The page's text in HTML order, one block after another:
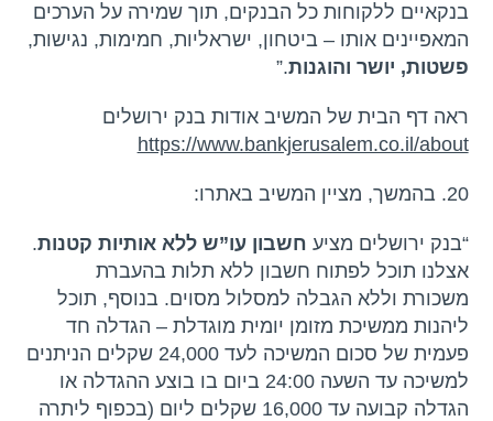
בנקאיים ללקוחות כל הבנקים, תוך שמירה על הערכים
המאפיינים אותו – ביטחון, ישראליות, חמימות, נגישות,
פשטות, יושר והוגנות.”
ראה דף הבית של המשיב אודות בנק ירושלים
https://www.bankjerusalem.co.il/about
20. בהמשך, מציין המשיב באתרו:
“בנק ירושלים מציע חשבון עו”ש ללא אותיות קטנות.
אצלנו תוכל לפתוח חשבון ללא תלות בהעברת
משכורת וללא הגבלה למסלול מסוים​. בנוסף, תוכל
ליהנות ממשיכת מזומן יומית מוגדלת – הגדלה חד
פעמית של סכום המשיכה לעד 24,000 שקלים הניתנים
למשיכה עד השעה 24:00 ביום בו בוצע ההגדלה או
הגדלה קבועה עד 16,000 שקלים ליום (בכפוף ליתרה